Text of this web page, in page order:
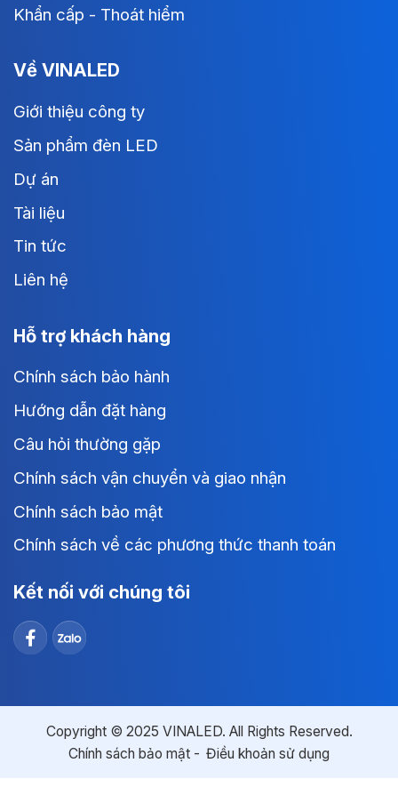
Khẩn cấp - Thoát hiểm
Về VINALED
Giới thiệu công ty
Sản phẩm đèn LED
Dự án
Tài liệu
Tin tức
Liên hệ
Hỗ trợ khách hàng
Chính sách bảo hành
Hướng dẫn đặt hàng
Câu hỏi thường gặp
Chính sách vận chuyển và giao nhận
Chính sách bảo mật
Chính sách về các phương thức thanh toán
Kết nối với chúng tôi
Copyright © 2025 VINALED. All Rights Reserved.
Chính sách bảo mật
Điều khoản sử dụng